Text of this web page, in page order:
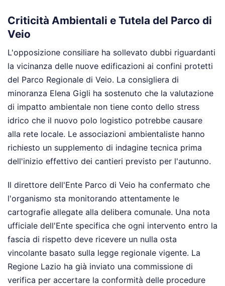
Criticità Ambientali e Tutela del Parco di
Veio
L'opposizione consiliare ha sollevato dubbi riguardanti
la vicinanza delle nuove edificazioni ai confini protetti
del Parco Regionale di Veio. La consigliera di
minoranza Elena Gigli ha sostenuto che la valutazione
di impatto ambientale non tiene conto dello stress
idrico che il nuovo polo logistico potrebbe causare
alla rete locale. Le associazioni ambientaliste hanno
richiesto un supplemento di indagine tecnica prima
dell'inizio effettivo dei cantieri previsto per l'autunno.
Il direttore dell'Ente Parco di Veio ha confermato che
l'organismo sta monitorando attentamente le
cartografie allegate alla delibera comunale. Una nota
ufficiale dell'Ente specifica che ogni intervento entro la
fascia di rispetto deve ricevere un nulla osta
vincolante basato sulla legge regionale vigente. La
Regione Lazio ha già inviato una commissione di
verifica per accertare la conformità delle procedure